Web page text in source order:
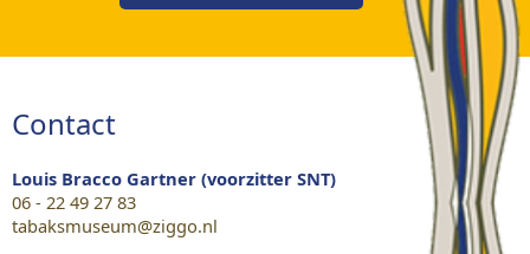
Contact
Louis Bracco Gartner (voorzitter SNT)
06 - 22 49 27 83
tabaksmuseum@ziggo.nl